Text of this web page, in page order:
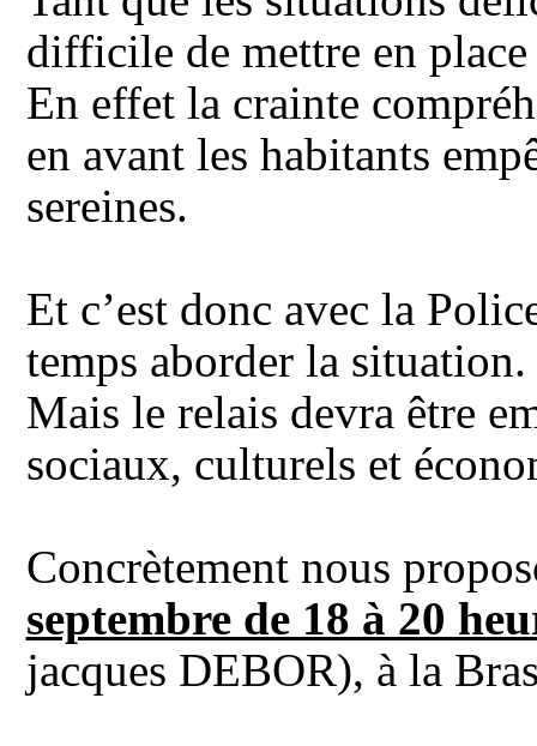
difficile de mettre en place
En effet la crainte
en avant les habitants
sereines.
Et c’est donc avec la
temps aborder la situation.
Mais le relais devra être
sociaux, culturels et
Concrètement nous
septembre de 18 à 20
jacques DEBOR), à la